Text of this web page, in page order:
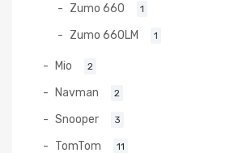
Zumo 660 1
Zumo 660LM 1
Mio 2
Navman 2
Snooper 3
TomTom 11